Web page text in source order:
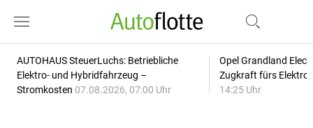
AUTOHAUS SteuerLuchs: Betriebliche
Elektro- und Hybridfahrzeug –
Stromkosten 07.08.2026, 07:00 Uhr
Opel Grandland
Zugkraft fürs
14:25 Uhr